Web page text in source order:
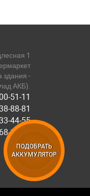
1
здания -
АКБ).
51-11
88-81
44-55
11-61
ПОДОБРАТЬ
АККУМУЛЯТОР